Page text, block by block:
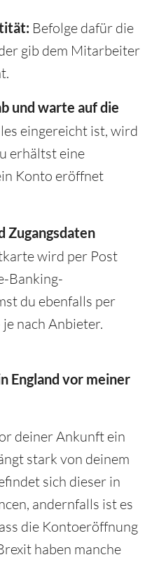
Befolge dafür die
gib dem Mitarbeiter
und warte auf die
eingereicht ist, wird
erhältst eine
Konto eröffnet
Zugangsdaten
wird per Post
Banking-
du ebenfalls per
nach Anbieter.
England vor meiner
deiner Ankunft ein
stark von deinem
sich dieser in
andernfalls ist es
die Kontoeröffnung
haben manche